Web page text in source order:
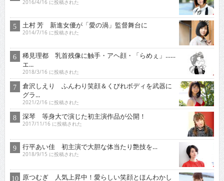
2016/4/16 に投稿された
土村 芳 新進女優が「愛の渦」監督舞台に
2014/7/16 に投稿された
稀見理都 乳首残像に触手・アヘ顔・「らめぇ」……
エ...
2018/3/16 に投稿された
倉沢しえり ふんわり笑顔＆くびれボディを武器に
グラ...
2021/2/16 に投稿された
深琴 等身大で演じた初主演作品が公開！
2017/11/16 に投稿された
行平あい佳 初主演で大胆な体当たり艶技を…
2018/9/15 に投稿された
原つむぎ 人気上昇中！愛らしい笑顔とほんわかし